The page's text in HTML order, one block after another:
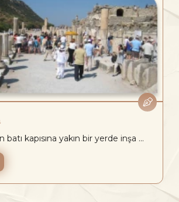
batı kapısına yakın bir yerde inşa ...